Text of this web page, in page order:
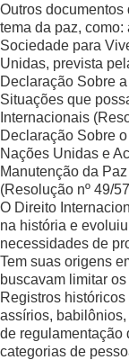
Outros
tema da paz,
Sociedade para
Unidas, prevista
Declaração Sobre
Situações que
Internacionais
Declaração Sobre
Nações Unidas e
Manutenção da
(Resolução nº 49/
O Direito
na história e
necessidades de
Tem suas origens
buscavam limitar
Registros
assírios,
de regulamentação
categorias de